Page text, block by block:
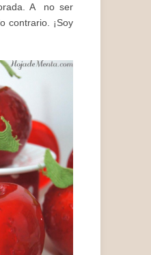
A no ser
contrario. ¡Soy